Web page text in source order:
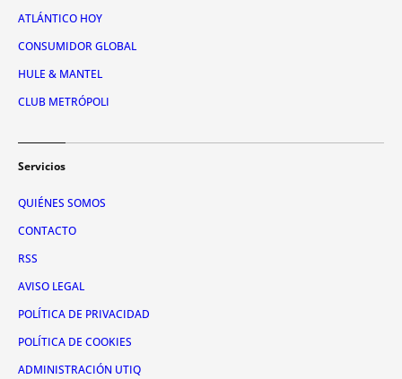
ATLÁNTICO HOY
CONSUMIDOR GLOBAL
HULE & MANTEL
CLUB METRÓPOLI
Servicios
QUIÉNES SOMOS
CONTACTO
RSS
AVISO LEGAL
POLÍTICA DE PRIVACIDAD
POLÍTICA DE COOKIES
ADMINISTRACIÓN UTIQ